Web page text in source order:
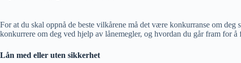
For at du skal oppnå de beste vilkårene må det være konkurranse om
konkurrere om deg ved hjelp av lånemegler, og hvordan du går fram for å
Lån med eller uten sikkerhet